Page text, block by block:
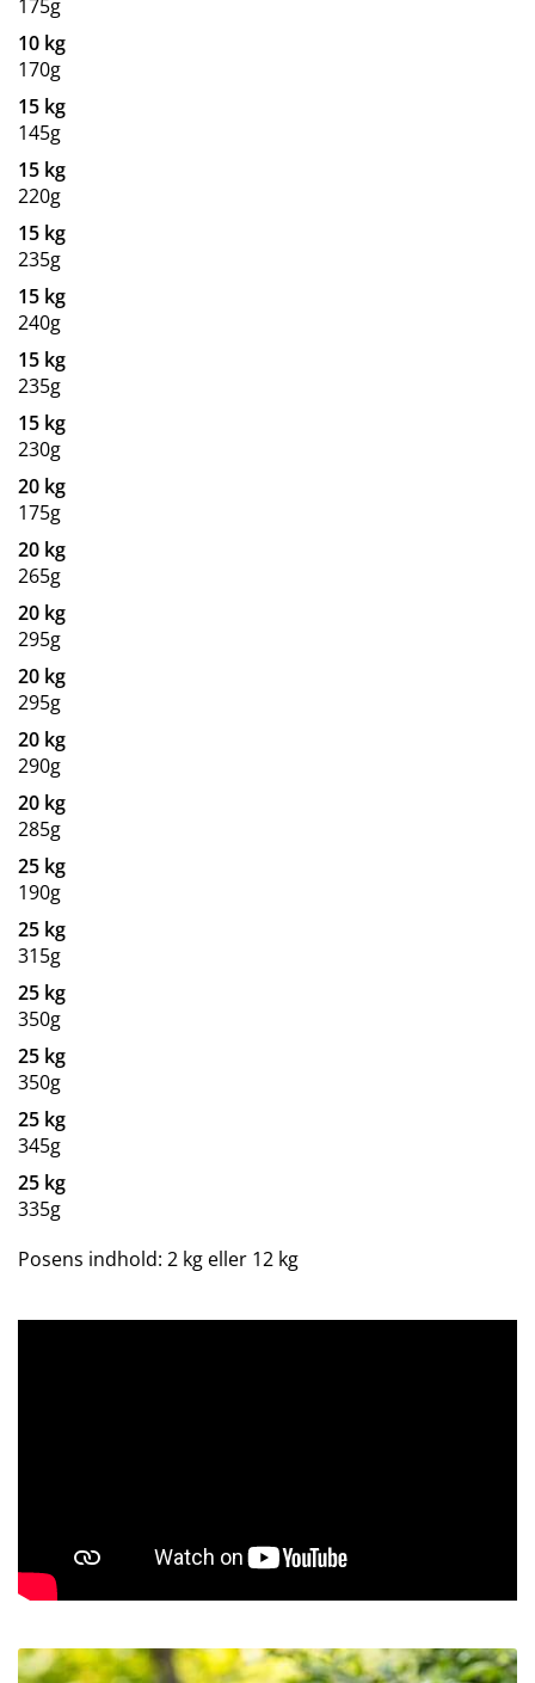
175g
10 kg
170g
15 kg
145g
15 kg
220g
15 kg
235g
15 kg
240g
15 kg
235g
15 kg
230g
20 kg
175g
20 kg
265g
20 kg
295g
20 kg
295g
20 kg
290g
20 kg
285g
25 kg
190g
25 kg
315g
25 kg
350g
25 kg
350g
25 kg
345g
25 kg
335g
Posens indhold: 2 kg eller 12 kg